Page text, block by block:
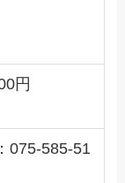
円
075-585-51